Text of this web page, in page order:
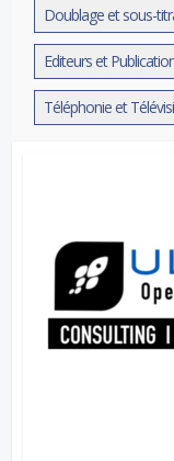
Doublage et sous-
Editeurs et
Téléphonie et